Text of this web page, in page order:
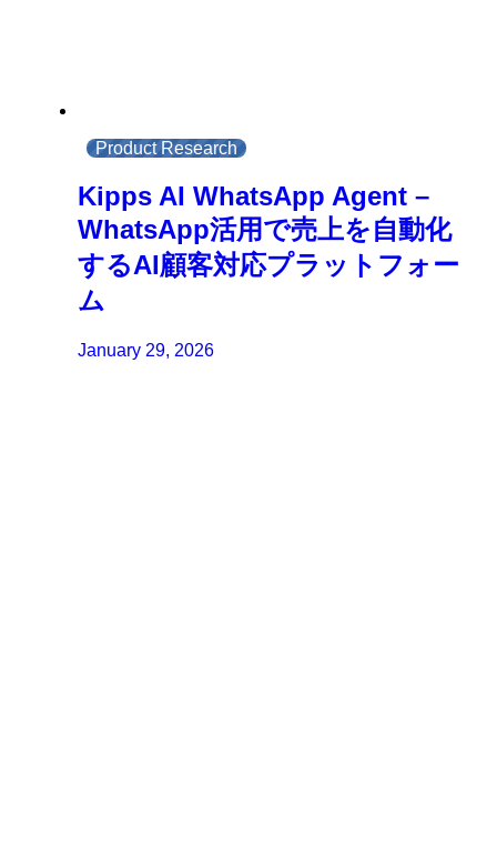
Product Research
Kipps AI WhatsApp Agent –
WhatsApp活用で売上を自動化
するAI顧客対応プラットフォー
ム
January 29, 2026